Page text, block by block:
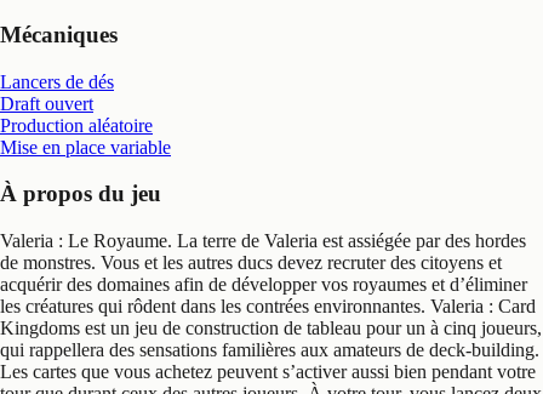
Mécaniques
Lancers de dés
Draft ouvert
Production aléatoire
Mise en place variable
À propos du jeu
Valeria : Le Royaume. La terre de Valeria est assiégée par des hordes
de monstres. Vous et les autres ducs devez recruter des citoyens et
acquérir des domaines afin de développer vos royaumes et d’éliminer
les créatures qui rôdent dans les contrées environnantes. Valeria : Card
Kingdoms est un jeu de construction de tableau pour un à cinq joueurs,
qui rappellera des sensations familières aux amateurs de deck-building.
Les cartes que vous achetez peuvent s’activer aussi bien pendant votre